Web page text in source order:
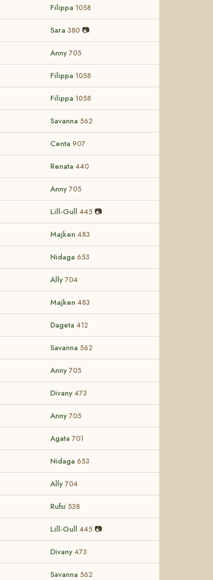
Filippa 1058
Sara 380 📷
Anny 705
Filippa 1058
Filippa 1058
Savanna 562
Centa 907
Renata 440
Anny 705
Lill-Gull 445 📷
Majken 483
Nidaga 653
Ally 704
Majken 483
Dageta 412
Savanna 562
Anny 705
Divany 473
Anny 705
Agata 701
Nidaga 653
Ally 704
Rufsi 538
Lill-Gull 445 📷
Divany 473
Savanna 562